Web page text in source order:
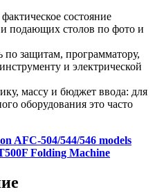
состояние
подающих столов по фото и
по защитам, программатору,
и электрической
массу и бюджет ввода: для
оборудования это часто
AFC-504/544/546 models
Folding Machine